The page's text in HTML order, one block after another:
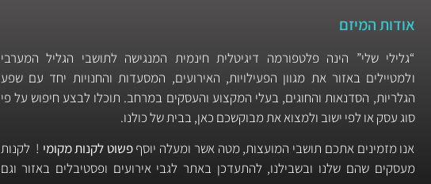
אודות המיזם
“גלילי שלי” הינה פלטפורמה דיגיטלית חינמית המנגישה לתושבי הגליל המערבי
ולמטיילים באזור את מגוון הפעילויות, האירועים, המסעדות והחנויות יחד עם שפע
הגלריות, הסדנאות והחוגים, בעלי המקצוע והעסקים במרחב. תוכלו לבצע חיפוש על פי
סוג עסק או לפי ישוב ולמצוא את מבוקשכם כאן, בבית של כולנו.
אנו מזמינים אתכם תושבי המועצות, מטה אשר ומעלה יוסףפשוט לקנות מקומי ! לקנות
מעסקים שהם שלנו ובשבילנו, להתעדכן באתר לגבי אירועים ופסטיבלים באזור וגם